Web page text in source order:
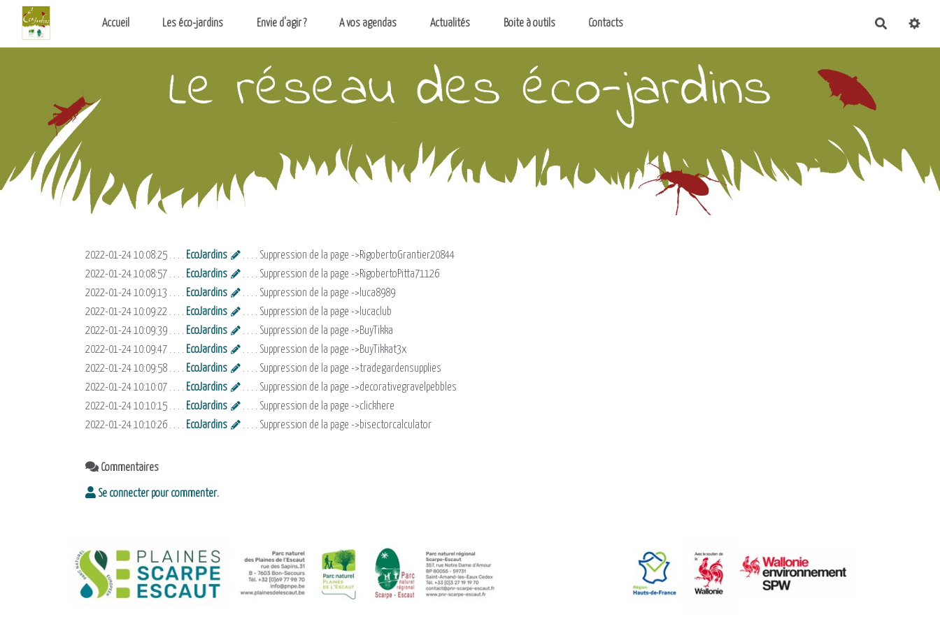
Aller au contenu principal
Accueil Les éco-jardins Envie d'agir ? A vos agendas Actualités Boite à outils Contacts
2022-01-24 10:08:25 . . . . EcoJardins
. . . . Suppression de la page ->RigobertoGrantier20844
2022-01-24 10:08:57 . . . . EcoJardins
. . . . Suppression de la page ->RigobertoPitta71126
2022-01-24 10:09:13 . . . . EcoJardins
. . . . Suppression de la page ->luca8989
2022-01-24 10:09:22 . . . . EcoJardins
. . . . Suppression de la page ->lucaclub
2022-01-24 10:09:39 . . . . EcoJardins
. . . . Suppression de la page ->BuyTikka
2022-01-24 10:09:47 . . . . EcoJardins
. . . . Suppression de la page ->BuyTikkat3x
2022-01-24 10:09:58 . . . . EcoJardins
. . . . Suppression de la page ->tradegardensupplies
2022-01-24 10:10:07 . . . . EcoJardins
. . . . Suppression de la page ->decorativegravelpebbles
2022-01-24 10:10:15 . . . . EcoJardins
. . . . Suppression de la page ->clickhere
2022-01-24 10:10:26 . . . . EcoJardins . . . . Suppression de la page ->bisectorcalculator
Commentaires
Se connecter pour commenter.